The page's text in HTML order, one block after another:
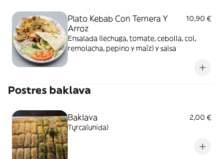
Plato Kebab Con Ternera Y
Arroz
10,90 €
Ensalada (lechuga, tomate, cebolla, col,
remolacha, pepino y maíz) y salsa
Postres baklava
Baklava
2,00 €
Tųrca(unida)